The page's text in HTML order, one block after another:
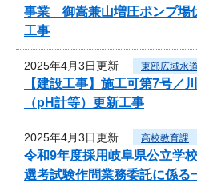
事業 御嵩兼山増圧ポンプ場
工事
2025年4月3日更新 東部広域水
【建設工事】施工可第7号／
（pH計等）更新工事
2025年4月3日更新 高校教育課
令和9年度採用岐阜県公立学
選考試験作問業務委託に係る